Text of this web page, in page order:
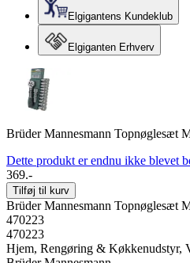
Elgigantens Kundeklub
Elgiganten Erhverv
Brüder Mannesmann Topnøglesæt
Dette produkt er endnu ikke blevet
369.-
Tilføj til kurv
Brüder Mannesmann Topnøglesæt
470223
470223
Hjem, Rengøring &